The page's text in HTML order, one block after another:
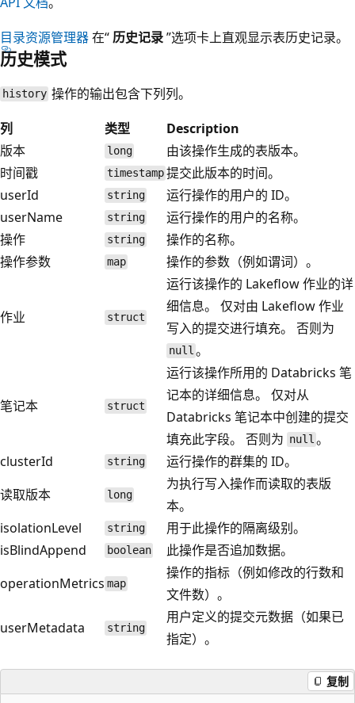
目录资源管理器在“历史记录”选项卡上直观显示表历史记录。
历史模式
history 操作的输出包含下列列。
列
类型
Description
版本
long
由该操作生成的表版本。
时间戳
timestamp 提交此版本的时间。
userId
string
运行操作的用户的 ID。
userName
string
运行操作的用户的名称。
操作
string
操作的名称。
操作参数
map 操作的参数（例如谓词）。
作业 struct
运行该操作的 Lakeflow 作业的详
细信息。 仅对由 Lakeflow 作业
写入的提交进行填充。 否则为
null 。
笔记本 struct
运行该操作所用的 Databricks 笔
记本的详细信息。 仅对从
Databricks 笔记本中创建的提交
填充此字段。 否则为 null 。
clusterId
string
运行操作的群集的 ID。
读取版本
long
为执行写入操作而读取的表版
本。
isolationLevel
string
用于此操作的隔离级别。
isBlindAppend
boolean
此操作是否追加数据。
operationMetrics map
操作的指标（例如修改的行数和
文件数）。
userMetadata
string
用户定义的提交元数据（如果已
指定）。
复制